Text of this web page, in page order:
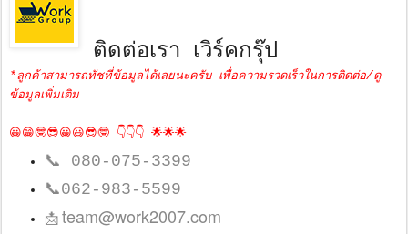
ติดต่อเรา เวิร์คกรุ๊ป
*ลูกค้าสามารถทัชที่ข้อมูลได้เลยนะครับ เพื่อความรวดเร็วในการติดต่อ/ดู
ข้อมูลเพิ่มเติม
😀😁🤓😎😀😃😎🤓 👇👇👇 🌟🌟🌟
📞 080-075-3399
📞062-983-5599
📩team@work2007.com